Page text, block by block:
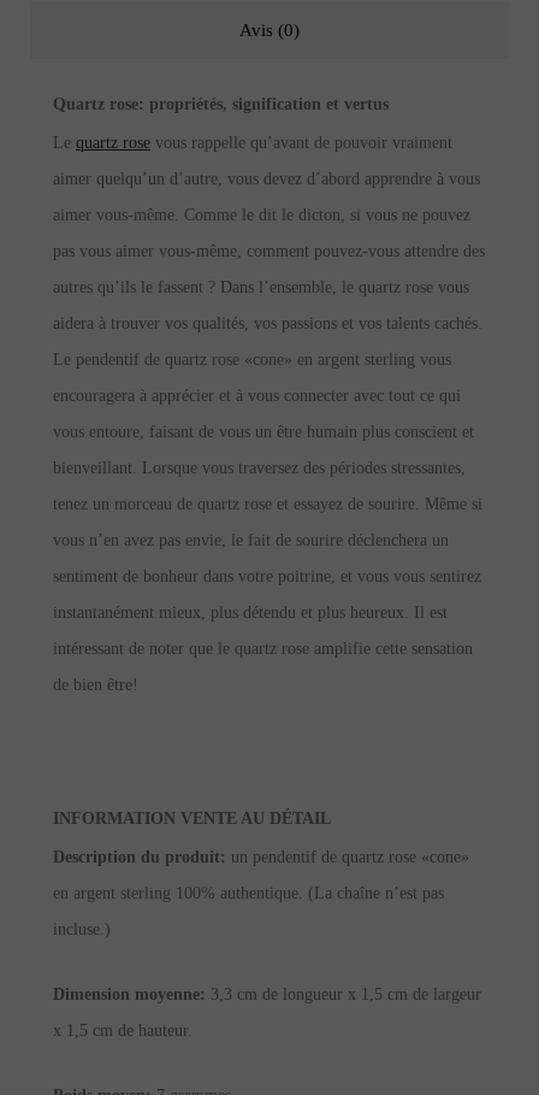
Avis (0)
Quartz rose: propriétés, signification et vertus
Le quartz rose vous rappelle qu’avant de pouvoir vraiment
aimer quelqu’un d’autre, vous devez d’abord apprendre à vous
aimer vous-même. Comme le dit le dicton, si vous ne pouvez
pas vous aimer vous-même, comment pouvez-vous attendre des
autres qu’ils le fassent ? Dans l’ensemble, le quartz rose vous
aidera à trouver vos qualités, vos passions et vos talents cachés.
Le pendentif de quartz rose «cone» en argent sterling vous
encouragera à apprécier et à vous connecter avec tout ce qui
vous entoure, faisant de vous un être humain plus conscient et
bienveillant. Lorsque vous traversez des périodes stressantes,
tenez un morceau de quartz rose et essayez de sourire. Même si
vous n’en avez pas envie, le fait de sourire déclenchera un
sentiment de bonheur dans votre poitrine, et vous vous sentirez
instantanément mieux, plus détendu et plus heureux. Il est
intéressant de noter que le quartz rose amplifie cette sensation
de bien être!
INFORMATION VENTE AU DÉTAIL
Description du produit: un pendentif de quartz rose «cone»
en argent sterling 100% authentique. (La chaîne n’est pas
incluse.)
Dimension moyenne: 3,3 cm de longueur x 1,5 cm de largeur
x 1,5 cm de hauteur.